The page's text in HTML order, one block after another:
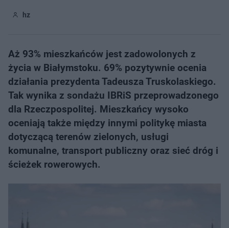
hz
Aż 93% mieszkańców jest zadowolonych z
życia w Białymstoku. 69% pozytywnie ocenia
działania prezydenta Tadeusza Truskolaskiego.
Tak wynika z sondażu IBRiS przeprowadzonego
dla Rzeczpospolitej. Mieszkańcy wysoko
oceniają także między innymi politykę miasta
dotyczącą terenów zielonych, usługi
komunalne, transport publiczny oraz sieć dróg i
ścieżek rowerowych.